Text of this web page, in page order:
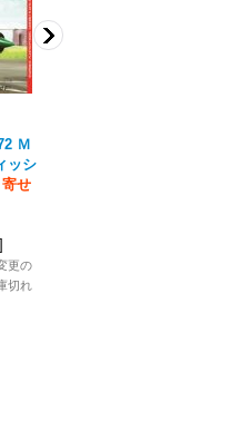
Ｍ
ッシ
せ
]
更の
切れ